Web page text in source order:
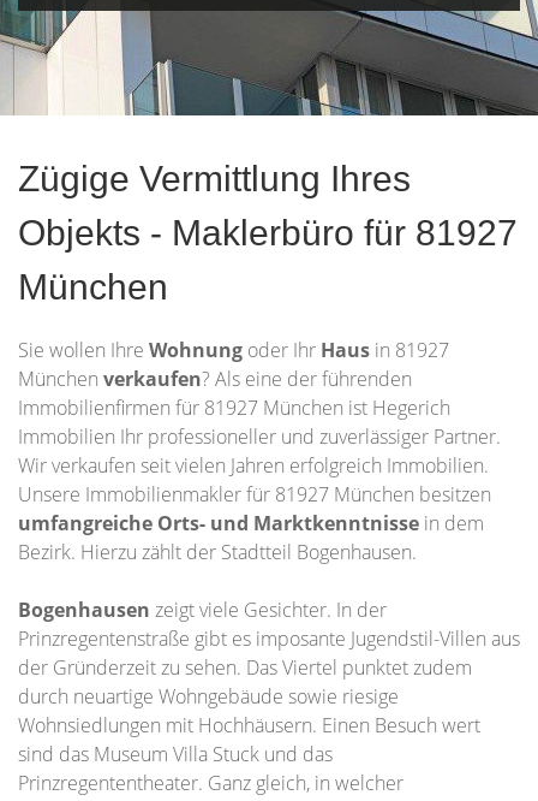
Zügige Vermittlung Ihres
Objekts - Maklerbüro für 81927
München
Sie wollen Ihre Wohnung oder Ihr Haus in 81927
München verkaufen? Als eine der führenden
Immobilienfirmen für 81927 München ist Hegerich
Immobilien Ihr professioneller und zuverlässiger Partner.
Wir verkaufen seit vielen Jahren erfolgreich Immobilien.
Unsere Immobilienmakler für 81927 München besitzen
umfangreiche Orts- und Marktkenntnisse in dem
Bezirk. Hierzu zählt der Stadtteil Bogenhausen.
Bogenhausen zeigt viele Gesichter. In der
Prinzregentenstraße gibt es imposante Jugendstil-Villen aus
der Gründerzeit zu sehen. Das Viertel punktet zudem
durch neuartige Wohngebäude sowie riesige
Wohnsiedlungen mit Hochhäusern. Einen Besuch wert
sind das Museum Villa Stuck und das
Prinzregententheater. Ganz gleich, in welcher